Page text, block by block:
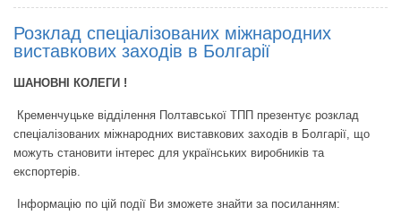
Розклад спеціалізованих міжнародних
виставкових заходів в Болгарії
ШАНОВНІ КОЛЕГИ !
Кременчуцьке відділення Полтавської ТПП презентує розклад
спеціалізованих міжнародних виставкових заходів в Болгарії, що
можуть становити інтерес для українських виробників та
експортерів.
Інформацію по цій події Ви зможете знайти за посиланням: